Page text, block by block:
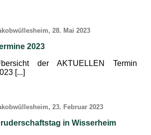
28. Mai 2023
2023
der AKTUELLEN Termin
[...]
23. Februar 2023
in Wisserheim